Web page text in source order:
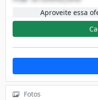
Aproveite essa
Fotos